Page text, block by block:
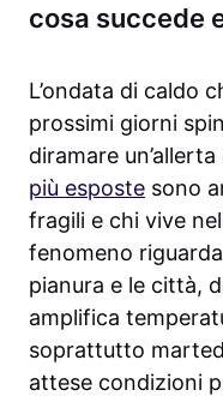
cosa succede
L’ondata di caldo
prossimi giorni
diramare
più esposte sono
fragili e chi vive
fenomeno
pianura e le città,
amplifica
soprattutto
attese condizioni